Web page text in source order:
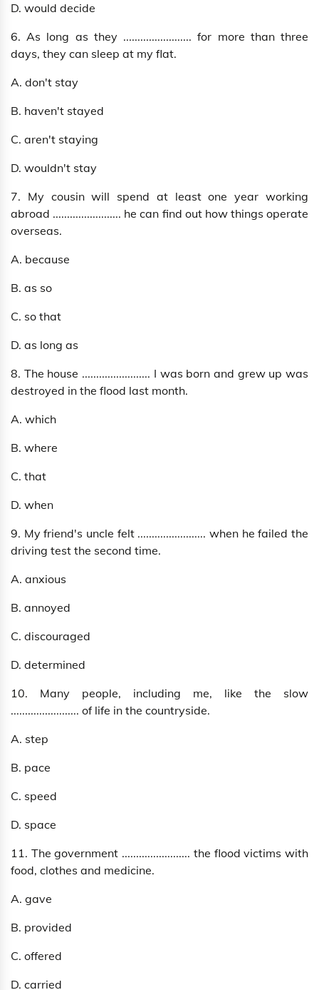
D. would decide
6. As long as they ........................ for more than three
days, they can sleep at my flat.
A. don't stay
B. haven't stayed
C. aren't staying
D. wouldn't stay
7. My cousin will spend at least one year working
abroad ........................ he can find out how things operate
overseas.
A. because
B. as so
C. so that
D. as long as
8. The house ........................ I was born and grew up was
destroyed in the flood last month.
A. which
B. where
C. that
D. when
9. My friend's uncle felt ........................ when he failed the
driving test the second time.
A. anxious
B. annoyed
C. discouraged
D. determined
10. Many people, including me, like the slow
........................ of life in the countryside.
A. step
B. pace
C. speed
D. space
11. The government ........................ the flood victims with
food, clothes and medicine.
A. gave
B. provided
C. offered
D. carried